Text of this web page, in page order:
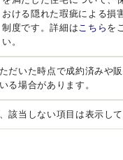
おける隠れた瑕疵による損
制度です。詳細は こちら を
い。
だいた時点で成約済みや
る場合があります。
該当しない項目は表示して